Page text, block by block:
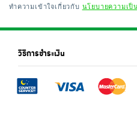
ทำความเข้าใจเกี่ยวกับ นโยบายความเป็
วิธีการชำระเงิน